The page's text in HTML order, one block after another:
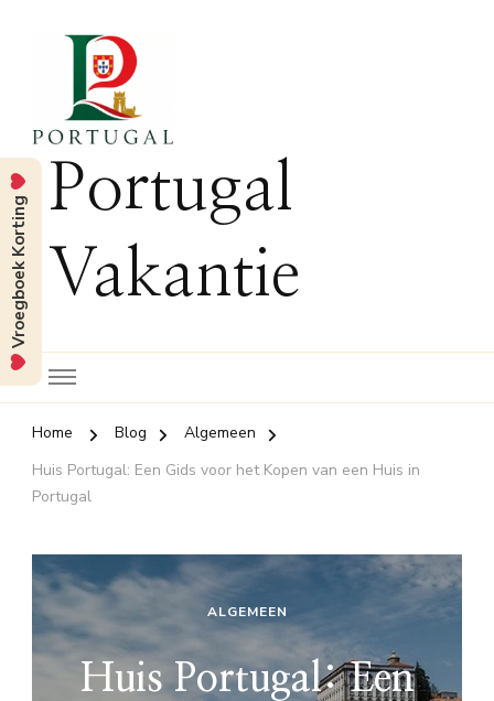
Portugal
Vakantie
Home Blog
Algemeen
Huis Portugal: Een Gids voor het Kopen van een Huis in
Portugal
ALGEMEEN
Huis Portugal: Een
Vroegboek Korting